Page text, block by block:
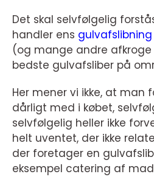
Det skal selvfølgelig
handler ens gulvafslibning
(og mange andre
bedste gulvafsliber på
Her mener vi ikke, at man
dårligt med i købet,
selvfølgelig heller ikke
helt uventet, der ikke
der foretager en
eksempel catering af